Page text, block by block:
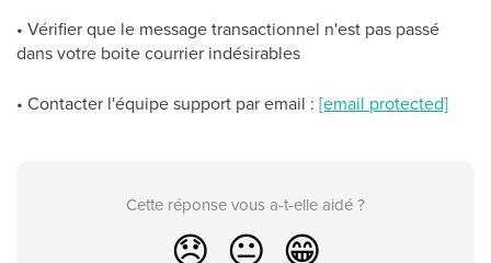
• Vérifier que le message transactionnel n'est pas passé
dans votre boite courrier indésirables
• Contacter l'équipe support par email : [email protected]
Cette réponse vous a-t-elle aidé ?
😞 😐 😁